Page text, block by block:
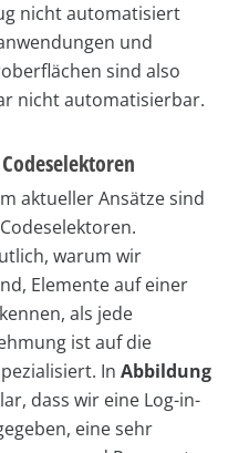
nicht automatisiert
und
sind also
nicht automatisierbar.
aktueller Ansätze sind
warum wir
Elemente auf einer
als jede
ist auf die
In Abbildung
dass wir eine Log-in-
eine sehr